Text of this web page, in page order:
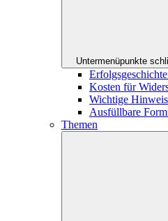
Untermenüpunkte
Kosten für
Wichtige
Ausfüllbare
Themen